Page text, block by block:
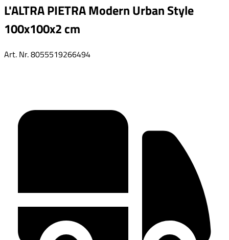
L'ALTRA PIETRA Modern Urban Style
100x100x2 cm
Art. Nr.8055519266494